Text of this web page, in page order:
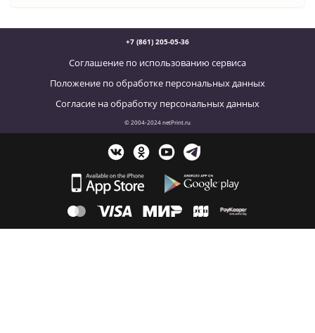
+7 (861) 205-05-36
Соглашение по использованию сервиса
Положение по обработке персональных данных
Согласие на обработку персональных данных
© 2004-2024 netPrint.ru